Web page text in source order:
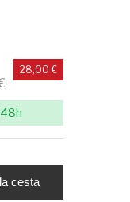
28,00 €
cesta